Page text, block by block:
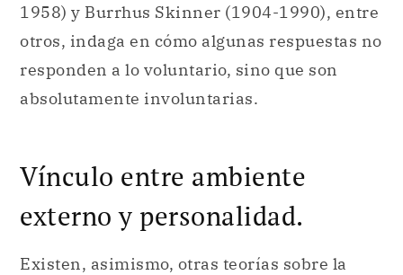
1958) y Burrhus Skinner (1904-1990), entre
otros, indaga en cómo algunas respuestas no
responden a lo voluntario, sino que son
absolutamente involuntarias.
Vínculo entre ambiente
externo y personalidad.
Existen, asimismo, otras teorías sobre la